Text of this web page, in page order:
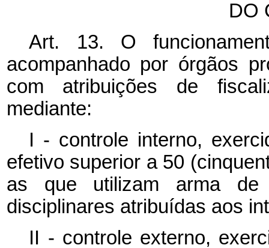
DO
Art. 13. O
acompanhado por órgãos
com atribuições de
mediante:
I - controle interno,
efetivo superior a 50
as que utilizam arma
disciplinares atribuídas aos
II - controle externo,